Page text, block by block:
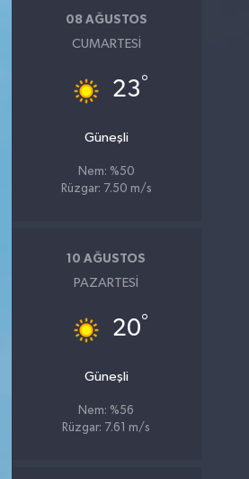
08 AĞUSTOS
CUMARTESI
23°
Güneşli
Nem: %50
Rüzgar: 7.50 m/s
10 AĞUSTOS
PAZARTESI
20°
Güneşli
Nem: %56
Rüzgar: 7.61 m/s